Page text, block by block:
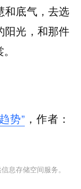
和底气，去选
阳光，和那件
势”，作者：
息存储空间服务。